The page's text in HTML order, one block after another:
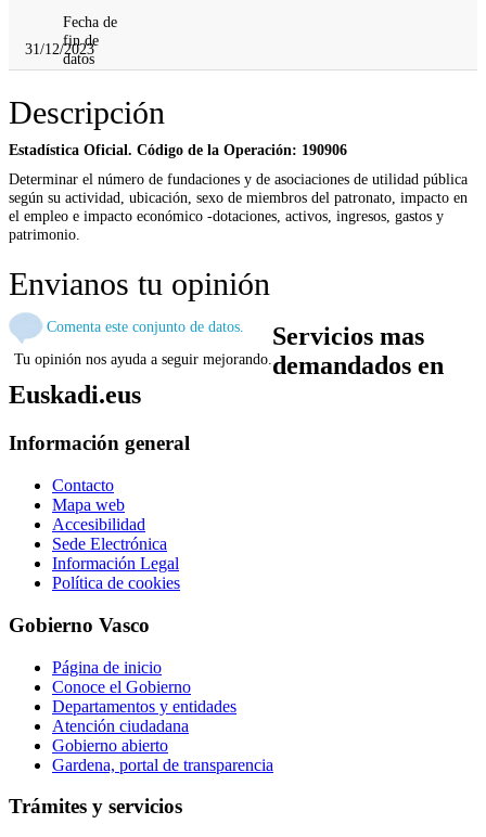
Fecha de
fin de
datos
31/12/2023
Descripción
Estadística Oficial. Código de la Operación: 190906
Determinar el número de fundaciones y de asociaciones de utilidad pública
según su actividad, ubicación, sexo de miembros del patronato, impacto en
el empleo e impacto económico -dotaciones, activos, ingresos, gastos y
patrimonio.
Envianos tu opinión
Comenta este conjunto de datos.
Tu opinión nos ayuda a seguir mejorando.
Servicios mas
demandados en
Euskadi.eus
Información general
Contacto
Mapa web
Accesibilidad
Sede Electrónica
Información Legal
Política de cookies
Gobierno Vasco
Página de inicio
Conoce el Gobierno
Departamentos y entidades
Atención ciudadana
Gobierno abierto
Gardena, portal de transparencia
Trámites y servicios